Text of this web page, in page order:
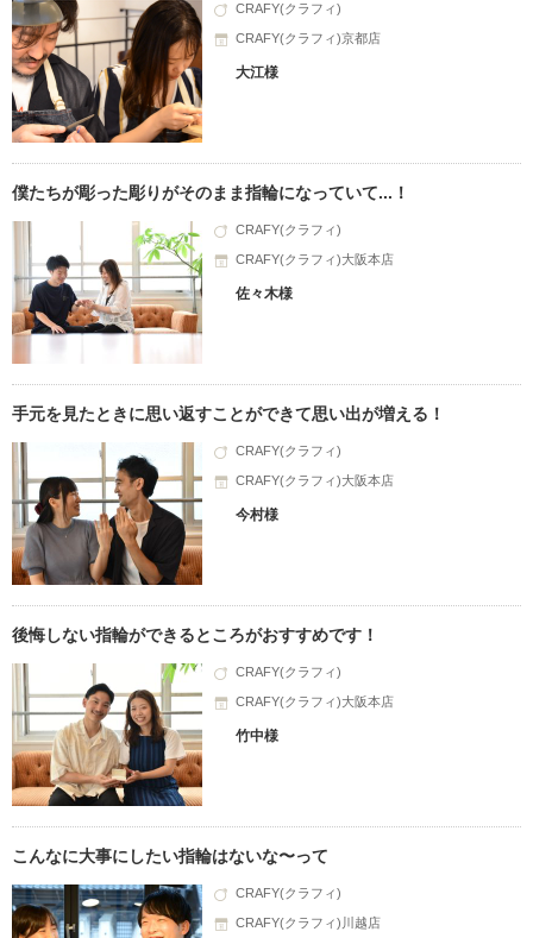
CRAFY(クラフィ)
CRAFY(クラフィ)京都店
大江様
僕たちが彫った彫りがそのまま指輪になっていて...！
CRAFY(クラフィ)
CRAFY(クラフィ)大阪本店
佐々木様
手元を見たときに思い返すことができて思い出が増える！
CRAFY(クラフィ)
CRAFY(クラフィ)大阪本店
今村様
後悔しない指輪ができるところがおすすめです！
CRAFY(クラフィ)
CRAFY(クラフィ)大阪本店
竹中様
こんなに大事にしたい指輪はないな〜って
CRAFY(クラフィ)
CRAFY(クラフィ)川越店